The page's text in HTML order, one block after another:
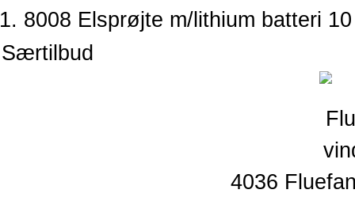
8008 Elsprøjte m/lithium batteri
Særtilbud
4036